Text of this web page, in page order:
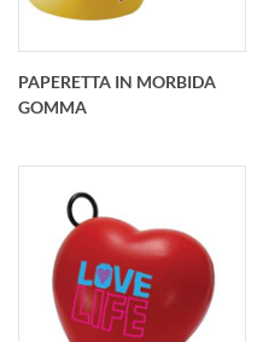
98x67x37 mm
Paperetta in morbida
PAPERETTA IN MORBIDA
GOMMA